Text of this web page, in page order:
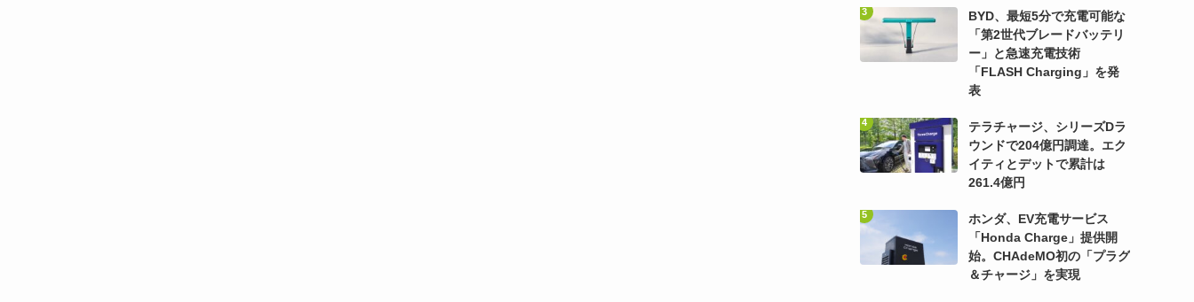
BYD、最短5分で充電可能な
「第2世代ブレードバッテリ
ー」と急速充電技術
「FLASH Charging」を発
表
テラチャージ、シリーズDラ
ウンドで204億円調達。エク
イティとデットで累計は
261.4億円
ホンダ、EV充電サービス
「Honda Charge」提供開
始。CHAdeMO初の「プラグ
＆チャージ」を実現